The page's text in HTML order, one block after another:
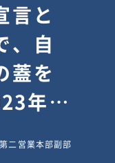
タン
切
【真
兼 Jooto事業部